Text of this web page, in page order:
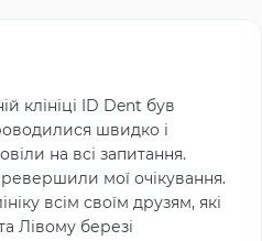
клініці ID Dent був
швидко і
на всі запитання.
мої очікування.
всім своїм друзям, які
Лівому березі